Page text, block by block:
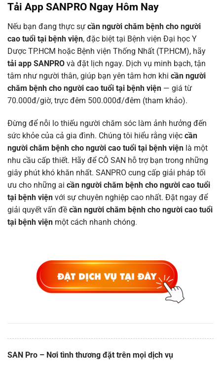
Tải App SANPRO Ngay Hôm Nay
Nếu bạn đang thực sự cần người chăm bệnh cho người
cao tuổi tại bệnh viện, đặc biệt tại Bệnh viện Đại học Y
Dược TP.HCM hoặc Bệnh viện Thống Nhất (TP.HCM), hãy
tải app SANPRO và đặt lịch ngay. Dịch vụ minh bạch, tận
tâm như người thân, giúp bạn yên tâm hơn khi cần người
chăm bệnh cho người cao tuổi tại bệnh viện — giá từ
70.000đ/giờ, trực đêm 500.000đ/đêm (tham khảo).
Đừng để nỗi lo thiếu người chăm sóc làm ảnh hưởng đến
sức khỏe của cả gia đình. Chúng tôi hiểu rằng việc cần
người chăm bệnh cho người cao tuổi tại bệnh viện là một
nhu cầu cấp thiết. Hãy để CÔ SAN hỗ trợ bạn trong những
giây phút khó khăn nhất. SANPRO cung cấp giải pháp tối
ưu cho những ai cần người chăm bệnh cho người cao tuổi
tại bệnh viện với sự chuyên nghiệp cao nhất. Đặt ngay để
giải quyết vấn đề cần người chăm bệnh cho người cao tuổi
tại bệnh viện một cách nhanh chóng.
SAN Pro – Nơi tình thương đặt trên mọi dịch vụ